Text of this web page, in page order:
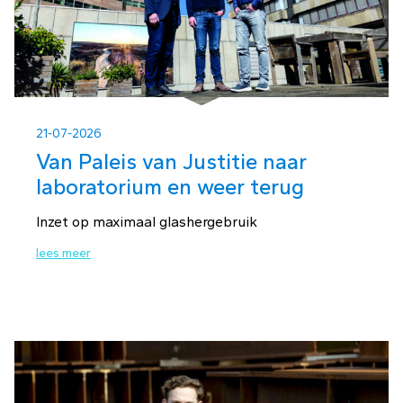
21-07-2026
Van Paleis van Justitie naar
laboratorium en weer terug
Inzet op maximaal glashergebruik
lees meer